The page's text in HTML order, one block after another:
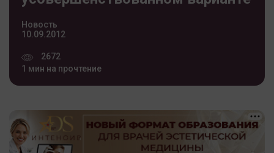
Новость
10.09.2012
2672
1 мин на прочтение